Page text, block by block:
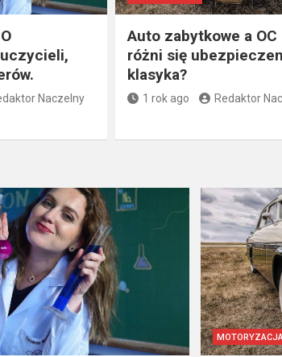
Naczelny
Auto zabytkowe a
różni się
klasyka?
1 rok ago Redaktor